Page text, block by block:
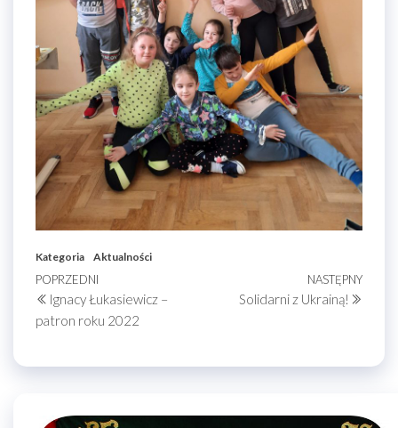
Kategoria Aktualności
Nawigacja
wpisu
Poprzedni
wpis
POPRZEDNI
Ignacy Łukasiewicz –
patron roku 2022
NASTĘPNY
Solidarni z Ukrainą!